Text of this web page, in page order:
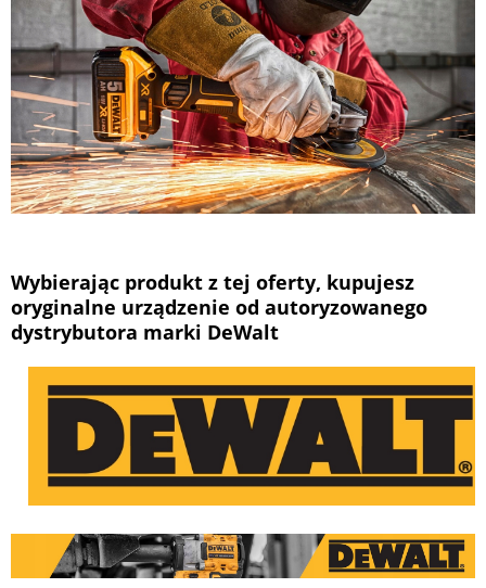
Wybierając produkt z tej oferty, kupujesz
oryginalne urządzenie od autoryzowanego
dystrybutora marki DeWalt